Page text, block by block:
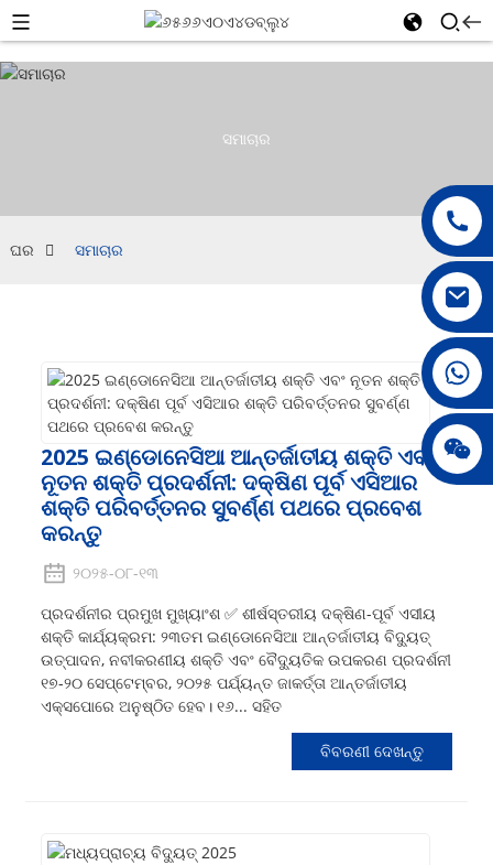
ଜେନି୦୧୦୬୭୮
ସମାଚାର
ଘର ସମାଚାର
2025 ଇଣ୍ଡୋନେସିଆ ଆନ୍ତର୍ଜାତୀୟ ଶକ୍ତି ଏବଂ
ନୂତନ ଶକ୍ତି ପ୍ରଦର୍ଶନୀ: ଦକ୍ଷିଣ ପୂର୍ବ ଏସିଆର
ଶକ୍ତି ପରିବର୍ତ୍ତନର ସୁବର୍ଣ୍ଣ ପଥରେ ପ୍ରବେଶ
କରନ୍ତୁ
୨୦୨୫-୦୮-୧୩
ପ୍ରଦର୍ଶନୀର ପ୍ରମୁଖ ମୁଖ୍ୟାଂଶ ✅ ଶୀର୍ଷସ୍ତରୀୟ ଦକ୍ଷିଣ-ପୂର୍ବ ଏସୀୟ
ଶକ୍ତି କାର୍ଯ୍ୟକ୍ରମ: ୨୩ତମ ଇଣ୍ଡୋନେସିଆ ଆନ୍ତର୍ଜାତୀୟ ବିଦ୍ୟୁତ୍
ଉତ୍ପାଦନ, ନବୀକରଣୀୟ ଶକ୍ତି ଏବଂ ବୈଦ୍ୟୁତିକ ଉପକରଣ ପ୍ରଦର୍ଶନୀ
୧୭-୨୦ ସେପ୍ଟେମ୍ବର, ୨୦୨୫ ପର୍ଯ୍ୟନ୍ତ ଜାକର୍ତ୍ତା ଆନ୍ତର୍ଜାତୀୟ
ଏକ୍ସପୋରେ ଅନୁଷ୍ଠିତ ହେବ। ୧୬... ସହିତ
ବିବରଣୀ ଦେଖନ୍ତୁ